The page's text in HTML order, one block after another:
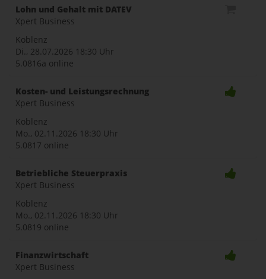
Lohn und Gehalt mit DATEV
Xpert Business
Koblenz
Di., 28.07.2026 18:30 Uhr
5.0816a online
Kosten- und Leistungsrechnung
Xpert Business
Koblenz
Mo., 02.11.2026 18:30 Uhr
5.0817 online
Betriebliche Steuerpraxis
Xpert Business
Koblenz
Mo., 02.11.2026 18:30 Uhr
5.0819 online
Finanzwirtschaft
Xpert Business